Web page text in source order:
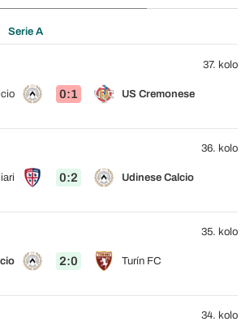
Serie A
0:1 US Cremonese
37. kolo
0:2 Udinese Calcio
36. kolo
2:0 Turín FC
35. kolo
34. kolo